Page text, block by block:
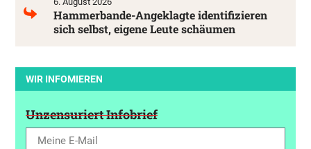
Hammerbande-Angeklagte identifizieren
sich selbst, eigene Leute schäumen
WIR INFOMIEREN
Unzensuriert Infobrief